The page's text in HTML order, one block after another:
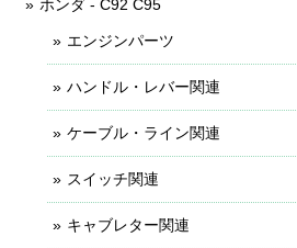
ホンダ - C92 C95
エンジンパーツ
ハンドル・レバー関連
ケーブル・ライン関連
スイッチ関連
キャブレター関連